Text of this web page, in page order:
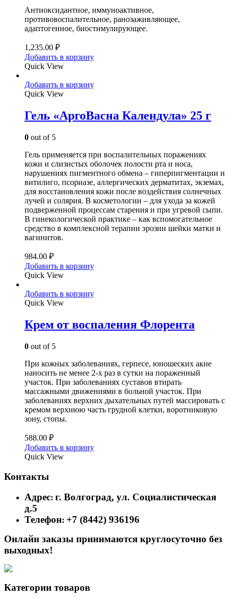
Антиоксидантное, иммуноактивное,
противовоспалительное, ранозаживляющее,
адаптогенное, биостимулирующее.
1,235.00 ₽
Добавить в корзину
Quick View
Добавить в корзину
Quick View
Гель «АргоВасна Календула» 25 г
0 out of 5
Гель применяется при воспалительных поражениях
кожи и слизистых оболочек полости рта и носа,
нарушениях пигментного обмена – гиперпигментации и
витилиго, псориазе, аллергических дерматитах, экземах,
для восстановления кожи после воздействия солнечных
лучей и солярия. В косметологии – для ухода за кожей
подверженной процессам старения и при угревой сыпи.
В гинекологической практике – как вспомогательное
средство в комплексной терапии эрозии шейки матки и
вагинитов.
984.00 ₽
Добавить в корзину
Quick View
Добавить в корзину
Quick View
Крем от воспаления Флорента
0 out of 5
При кожных заболеваниях, герпесе, юношеских акне
наносить не менее 2-х раз в сутки на пораженный
участок. При заболеваниях суставов втирать
массажными движениями в больной участок. При
заболеваниях верхних дыхательных путей массировать с
кремом верхнюю часть грудной клетки, воротниковую
зону, стопы.
588.00 ₽
Добавить в корзину
Quick View
Контакты
Адрес: г. Волгоград, ул. Социалистическая
д.5
Телефон: +7 (8442) 936196
Онлайн заказы принимаются круглосуточно без
выходных!
Категории товаров